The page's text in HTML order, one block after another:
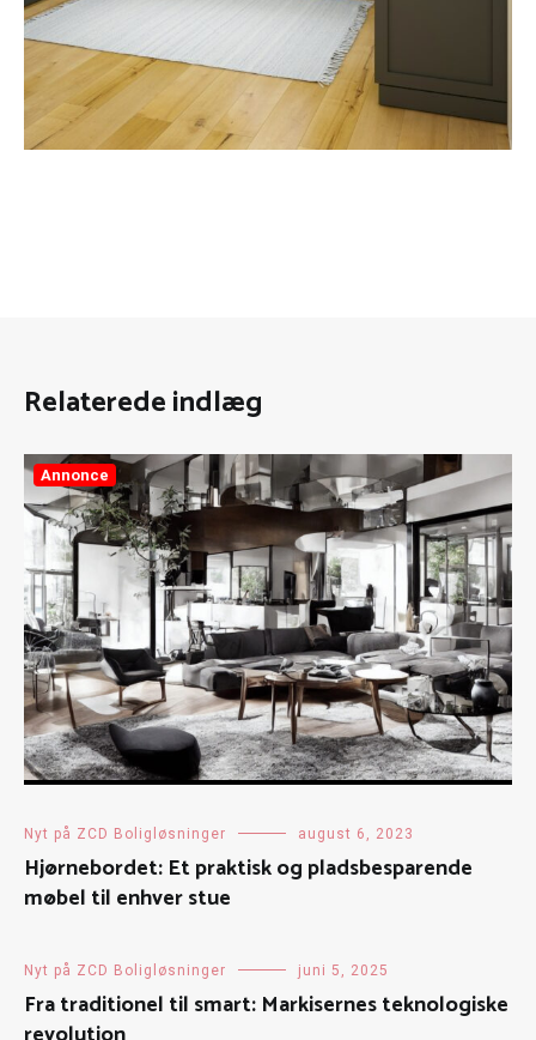
Relaterede indlæg
Annonce
Nyt på ZCD Boligløsninger august 6, 2023
Hjørnebordet: Et praktisk og pladsbesparende
møbel til enhver stue
Nyt på ZCD Boligløsninger juni 5, 2025
Fra traditionel til smart: Markisernes teknologiske